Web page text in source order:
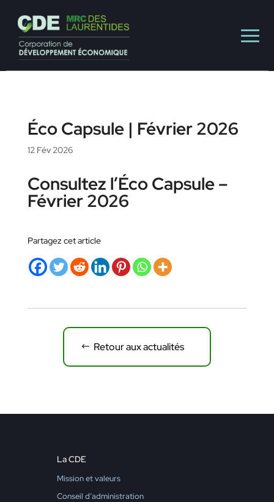
Éco Capsule | Février 2026
12 Fév 2026
Consultez l’Éco Capsule –
Février 2026
Partagez cet article
Retour aux actualités
La CDE
Mission et valeurs
Conseil d’administration